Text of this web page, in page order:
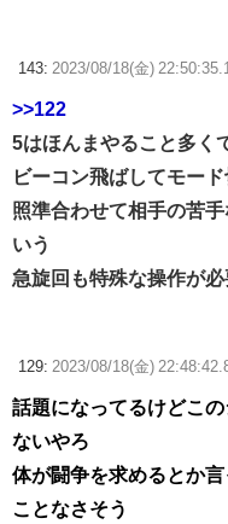
143: 2023/08/18(金)
>>122
5はほんまやること多く
ビーコン飛ばしてモー
照準合わせて相手の苦
いう
急旋回も特殊な操作が
129: 2023/08/18(金)
話題になってるけどこ
ないやろ
体が闘争を求めるとか
ことなさそう